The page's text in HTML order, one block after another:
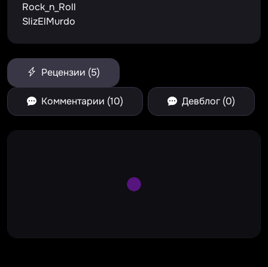
Rock_n_Roll
SlizElMurdo
Рецензии (5)
Комментарии (10) Девблог (0)
Large Spinner